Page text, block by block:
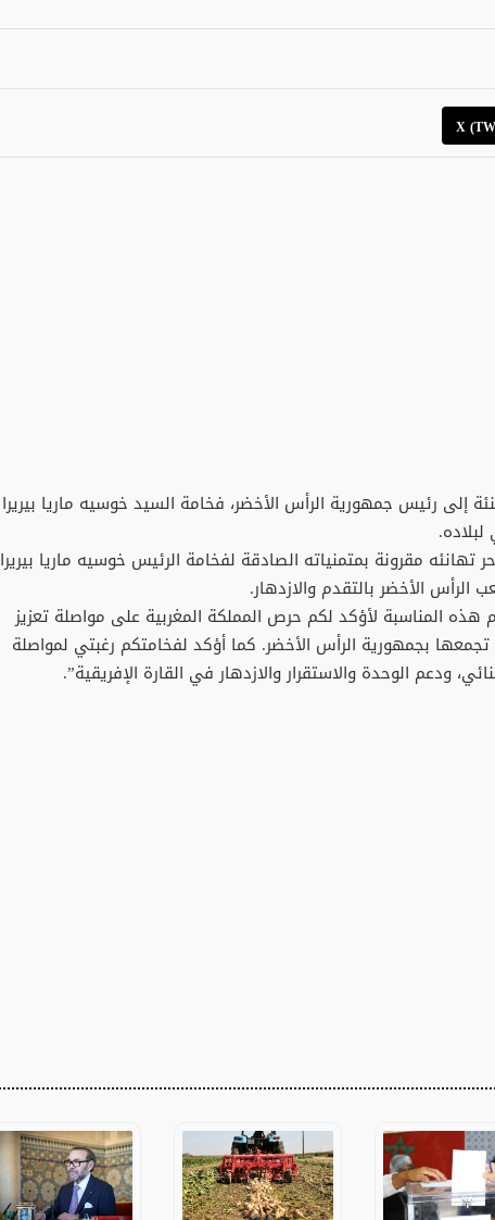
X
إلى رئيس جمهورية الرأس الأخضر، فخامة السيد خوسيه ماريا بيريرا
تهانئه مقرونة بمتمنياته الصادقة لفخامة الرئيس خوسيه ماريا بيريرا
الأخضر بالتقدم والازدهار.
هذه المناسبة لأؤكد لكم حرص المملكة المغربية على مواصلة تعزيز
تجمعها بجمهورية الرأس الأخضر. كما أؤكد لفخامتكم رغبتي لمواصلة
ودعم الوحدة والاستقرار والازدهار في القارة الإفريقية”.